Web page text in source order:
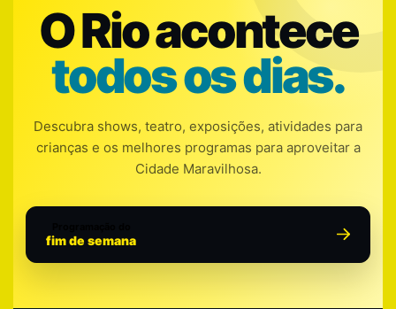
O Rio acontece
todos os dias.
Descubra shows, teatro, exposições, atividades para
crianças e os melhores programas para aproveitar a
Cidade Maravilhosa.
fim de semana